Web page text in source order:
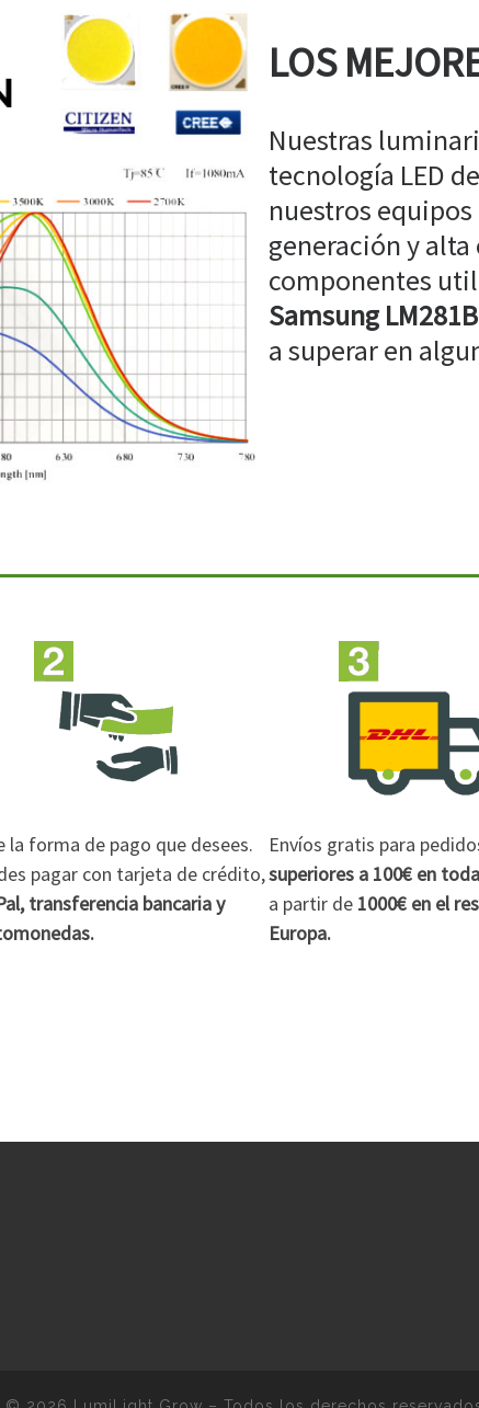
LOS
Nuestras
tecnología LED
nuestros
generación y
componentes
Samsung
a superar en
la forma de pago que desees.
pagar con tarjeta de crédito,
transferencia bancaria y
Envíos gratis para
superiores a 100€ en
a partir de 1000€ en el
Europa.